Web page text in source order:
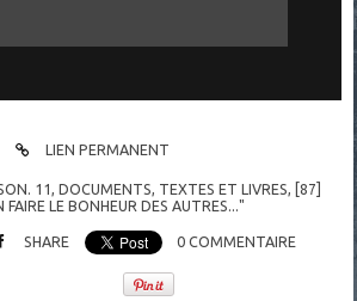
LIEN PERMANENT
11 ,DOCUMENTS TEXTES ET LIVRES
[87]
LE BONHEUR DES AUTRES..."
SHARE 0 COMMENTAIRE